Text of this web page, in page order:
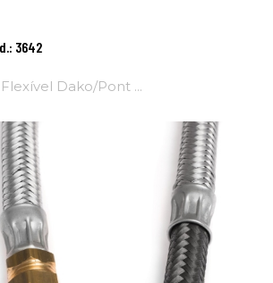
3642
Dako/Pont ...
Adicionar
Ao